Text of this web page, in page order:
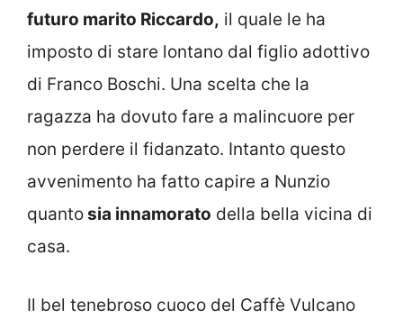
futuro marito Riccardo, il quale le ha
imposto di stare lontano dal figlio adottivo
di Franco Boschi. Una scelta che la
ragazza ha dovuto fare a malincuore per
non perdere il fidanzato. Intanto questo
avvenimento ha fatto capire a Nunzio
quantosia innamorato della bella vicina di
casa.
Il bel tenebroso cuoco del Caffè Vulcano